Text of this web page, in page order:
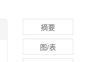
摘要
图/表